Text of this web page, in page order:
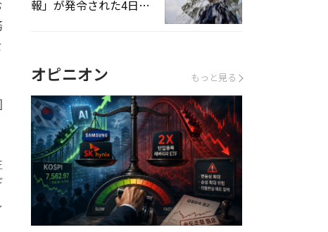
報」が発令された4日、
オピニオン もっと見る